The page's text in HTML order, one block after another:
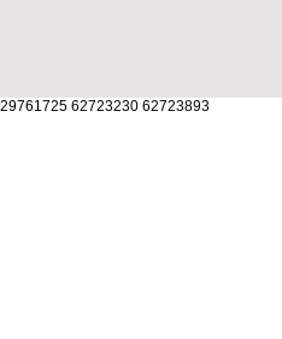
29761725 62723230 62723893